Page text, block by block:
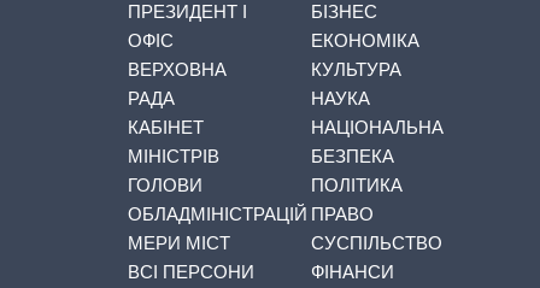
ПРЕЗИДЕНТ І
ОФІС
ВЕРХОВНА
РАДА
КАБІНЕТ
МІНІСТРІВ
ГОЛОВИ
ОБЛАДМІНІСТРАЦІЙ
МЕРИ МІСТ
ВСІ ПЕРСОНИ
БІЗНЕС
ЕКОНОМІКА
КУЛЬТУРА
НАУКА
НАЦІОНАЛЬНА
БЕЗПЕКА
ПОЛІТИКА
ПРАВО
СУСПІЛЬСТВО
ФІНАНСИ